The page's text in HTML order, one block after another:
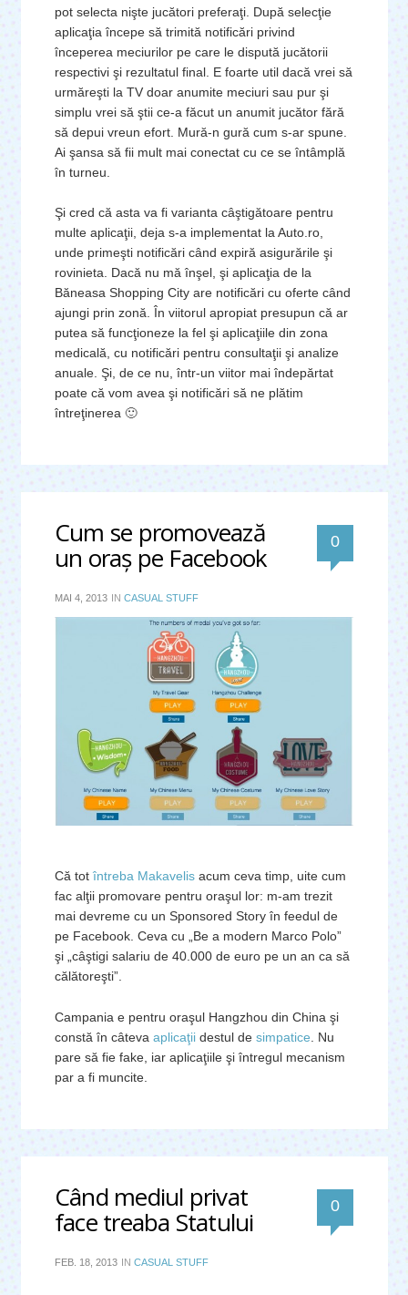
pot selecta nişte jucători preferaţi. După selecţie
aplicaţia începe să trimită notificări privind
începerea meciurilor pe care le dispută jucătorii
respectivi şi rezultatul final. E foarte util dacă vrei să
urmăreşti la TV doar anumite meciuri sau pur şi
simplu vrei să ştii ce-a făcut un anumit jucător fără
să depui vreun efort. Mură-n gură cum s-ar spune.
Ai şansa să fii mult mai conectat cu ce se întâmplă
în turneu.
Şi cred că asta va fi varianta câştigătoare pentru
multe aplicaţii, deja s-a implementat la Auto.ro,
unde primeşti notificări când expiră asigurările şi
rovinieta. Dacă nu mă înşel, şi aplicaţia de la
Băneasa Shopping City are notificări cu oferte când
ajungi prin zonă. În viitorul apropiat presupun că ar
putea să funcţioneze la fel şi aplicaţiile din zona
medicală, cu notificări pentru consultaţii şi analize
anuale. Şi, de ce nu, într-un viitor mai îndepărtat
poate că vom avea şi notificări să ne plătim
întreţinerea 🙂
Cum se promovează
un oraş pe Facebook 0
MAI 4, 2013 IN CASUAL STUFF
Că tot întreba Makavelis acum ceva timp, uite cum
fac alţii promovare pentru oraşul lor: m-am trezit
mai devreme cu un Sponsored Story în feedul de
pe Facebook. Ceva cu „Be a modern Marco Polo”
şi „câştigi salariu de 40.000 de euro pe un an ca să
călătoreşti”.
Campania e pentru oraşul Hangzhou din China şi
constă în câteva aplicaţii destul de simpatice . Nu
pare să fie fake, iar aplicaţiile şi întregul mecanism
par a fi muncite.
Când mediul privat
face treaba Statului 0
FEB. 18, 2013 IN CASUAL STUFF